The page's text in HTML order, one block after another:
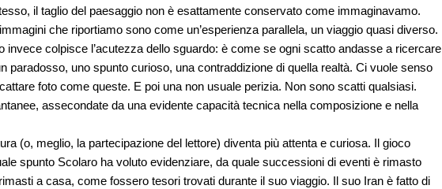
il taglio del paesaggio non è esattamente conservato come immaginavamo.
che riportiamo sono come un’esperienza parallela, un viaggio quasi diverso.
invece colpisce l’acutezza dello sguardo: è come se ogni scatto andasse a ricercare
paradosso, uno spunto curioso, una contraddizione di quella realtà. Ci vuole senso
foto come queste. E poi una non usuale perizia. Non sono scatti qualsiasi.
assecondate da una evidente capacità tecnica nella composizione e nella
(o, meglio, la partecipazione del lettore) diventa più attenta e curiosa. Il gioco
spunto Scolaro ha voluto evidenziare, da quale successioni di eventi è rimasto
a casa, come fossero tesori trovati durante il suo viaggio. Il suo Iran è fatto di